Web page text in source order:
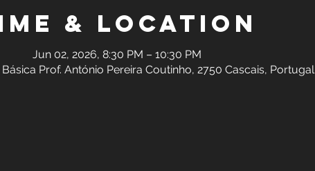
& Location
Jun 02, 2026, 8:30 PM – 10:30 PM
Prof. António Pereira Coutinho, 2750 Cascais, Portugal